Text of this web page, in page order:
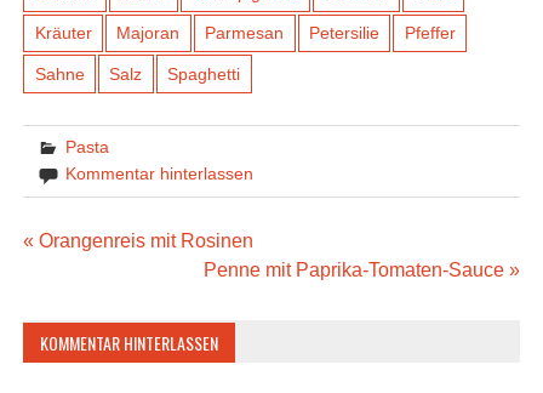
Kräuter Majoran Parmesan Petersilie Pfeffer
Sahne Salz Spaghetti
Pasta
Kommentar hinterlassen
Beitragsnavigation
« Orangenreis mit Rosinen
Penne mit Paprika-Tomaten-Sauce »
KOMMENTAR HINTERLASSEN